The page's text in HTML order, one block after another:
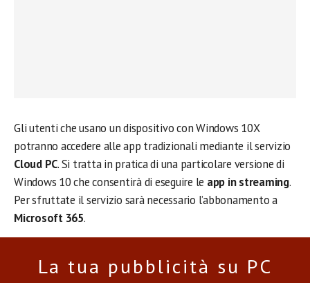
Gli utenti che usano un dispositivo con Windows 10X
potranno accedere alle app tradizionali mediante il servizio
Cloud PC. Si tratta in pratica di una particolare versione di
Windows 10 che consentirà di eseguire le app in streaming.
Per sfruttate il servizio sarà necessario l’abbonamento a
Microsoft 365.
La tua pubblicità su PC